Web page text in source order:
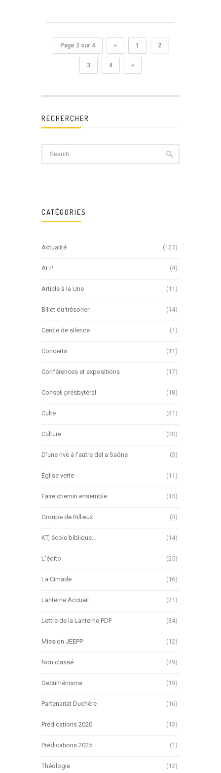
Page 2 sur 4 « 1 2
3 4 »
RECHERCHER
CATÉGORIES
Actualité (127)
AFP (4)
Article à la Une (11)
Billet du trésorier (14)
Cercle de silence (1)
Concerts (11)
Conférences et expositions (17)
Conseil presbytéral (18)
Culte (31)
Culture (20)
D'une rive à l'autre del a Saône (3)
Église verte (11)
Faire chemin ensemble (15)
Groupe de Rillieux (3)
KT, école biblique… (14)
L'édito (25)
La Cimade (16)
Lanterne Accueil (21)
Lettre de la Lanterne PDF (34)
Mission JEEPP (12)
Non classé (49)
Oecuménisme (19)
Partenariat Duchère (16)
Prédications 2020 (13)
Prédications 2025 (1)
Théologie (12)